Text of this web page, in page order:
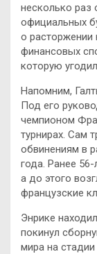
несколько раз
официальных
о расторжении
финансовых
которую
Напомним,
Под его
чемпионом
турнирах. Сам
обвинениям в
года. Ранее
а до этого
французские
Энрике
покинул
мира на